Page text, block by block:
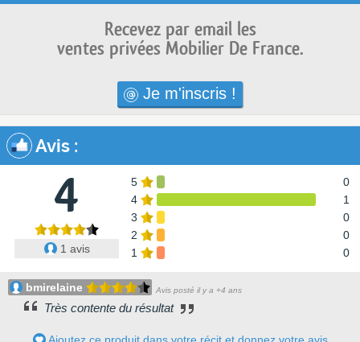
Recevez par email les
ventes privées Mobilier De France.
Je m'inscris !
Avis :
4
1 avis
5
0
4
1
3
0
2
0
1
0
bmirelaine Avis posté il y a +4 ans
Très contente du résultat